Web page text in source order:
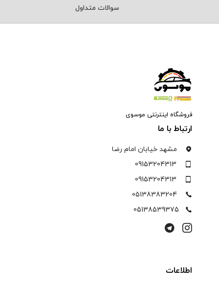
سوالات متداول
فروشگاه اینترنتی موسوی
ارتباط با ما
مشهد خیابان امام رضا
09153204313
09153204313
05138383204
05138539375
اطلاعات